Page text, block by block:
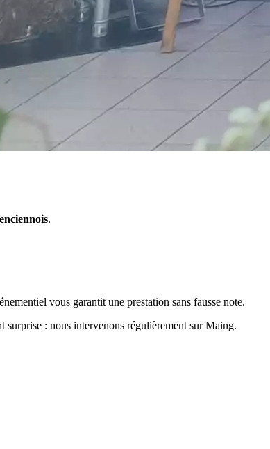
.
vous garantit une prestation sans fausse note.
surprise : nous intervenons régulièrement surMaing.